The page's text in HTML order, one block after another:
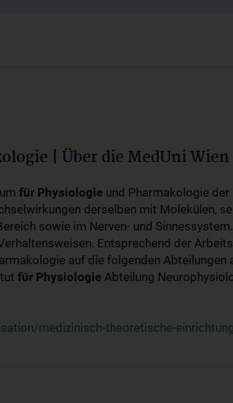
| Über die MedUni Wien
für Physiologie und Pharmakologie
derselben mit Molekülen,
sowie im Nerven- und
Entsprechend der
auf die folgenden
für Physiologie Abteilung
medizinisch-theoretische-